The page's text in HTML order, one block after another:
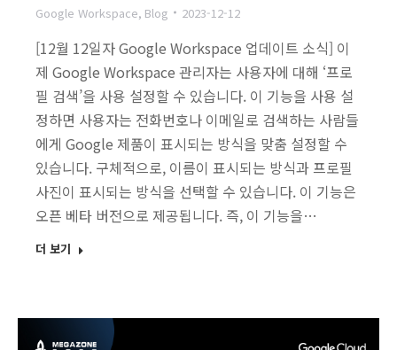
Google Workspace, Blog 2023-12-12
[12월 12일자 Google Workspace 업데이트 소식] 이
제 Google Workspace 관리자는 사용자에 대해 ‘프로
필 검색’을 사용 설정할 수 있습니다. 이 기능을 사용 설
정하면 사용자는 전화번호나 이메일로 검색하는 사람들
에게 Google 제품이 표시되는 방식을 맞춤 설정할 수
있습니다. 구체적으로, 이름이 표시되는 방식과 프로필
사진이 표시되는 방식을 선택할 수 있습니다. 이 기능은
오픈 베타 버전으로 제공됩니다. 즉, 이 기능을…
더 보기